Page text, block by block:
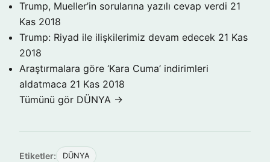
Trump, Mueller’in sorularına yazılı cevap verdi 21
Kas 2018
Trump: Riyad ile ilişkilerimiz devam edecek 21 Kas
2018
Araştırmalara göre ‘Kara Cuma’ indirimleri
aldatmaca 21 Kas 2018
Tümünü gör DÜNYA →
Etiketler: DÜNYA